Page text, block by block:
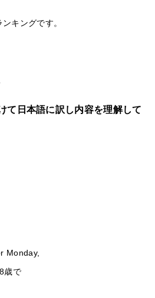
キングです。
て日本語に訳し内容を理解して
Monday,
歳で